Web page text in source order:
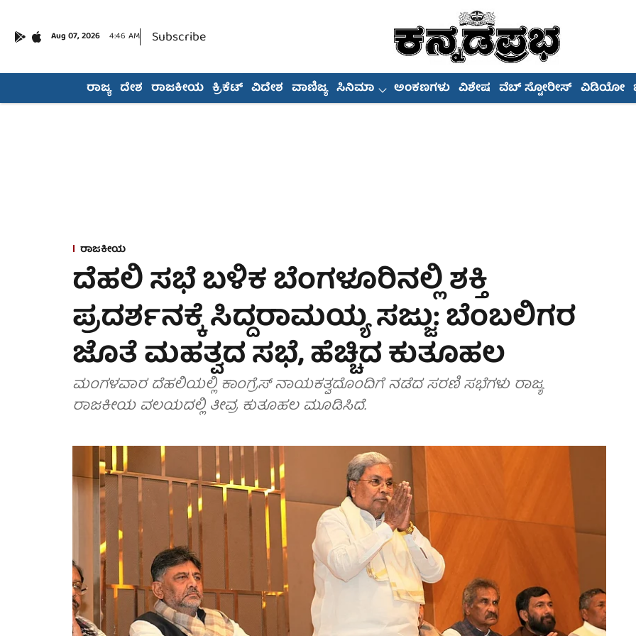
Aug 07, 2026 4:46 AM Subscribe
ರಾಜ್ಯ ದೇಶ ರಾಜಕೀಯ ಕ್ರಿಕೆಟ್ ವಿದೇಶ ವಾಣಿಜ್ಯ ಸಿನಿಮಾ ಅಂಕಣಗಳು ವಿಶೇಷ ವೆಬ್ ಸ್ಟೋರೀಸ್ ವಿಡಿಯೋ
ರಾಜಕೀಯ
ದೆಹಲಿ ಸಭೆ ಬಳಿಕ ಬೆಂಗಳೂರಿನಲ್ಲಿ ಶಕ್ತಿ
ಪ್ರದರ್ಶನಕ್ಕೆ ಸಿದ್ದರಾಮಯ್ಯ ಸಜ್ಜು: ಬೆಂಬಲಿಗರ
ಜೊತೆ ಮಹತ್ವದ ಸಭೆ, ಹೆಚ್ಚಿದ ಕುತೂಹಲ
ಮಂಗಳವಾರ ದೆಹಲಿಯಲ್ಲಿ ಕಾಂಗ್ರೆಸ್ ನಾಯಕತ್ವದೊಂದಿಗೆ ನಡೆದ ಸರಣಿ ಸಭೆಗಳು ರಾಜ್ಯ
ರಾಜಕೀಯ ವಲಯದಲ್ಲಿ ತೀವ್ರ ಕುತೂಹಲ ಮೂಡಿಸಿದೆ.